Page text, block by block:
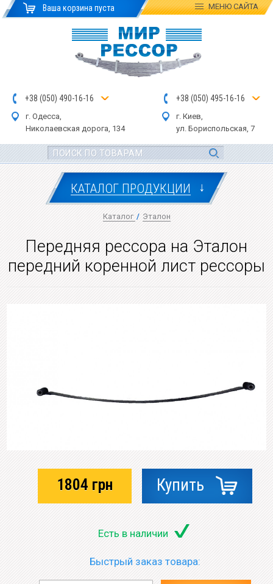
Ваша корзина пуста МЕНЮСАЙТА
+38 (050) 490-16-16
г. Одесса,
Николаевская дорога, 134
+38 (050) 495-16-16
г. Киев,
ул. Бориспольская, 7
КАТАЛОГ ПРОДУКЦИИ ↓
Каталог / Эталон
Передняя рессора на Эталон
передний коренной лист рессоры
1804 грн Купить
Есть в наличии
Быстрый заказ товара: